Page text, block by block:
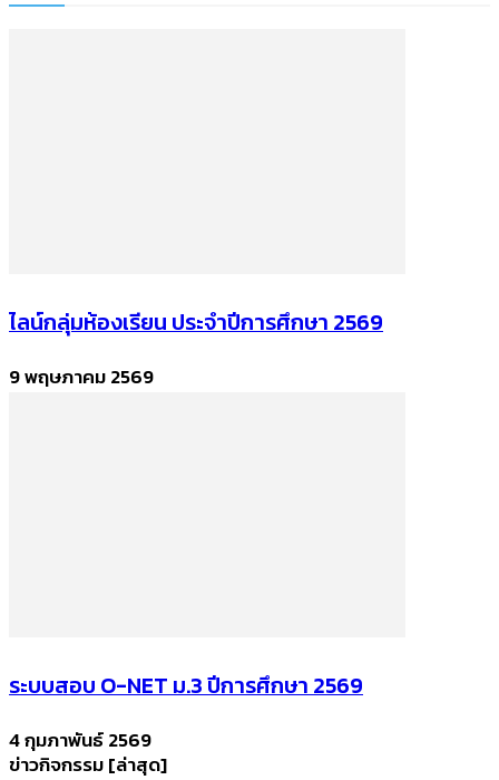
ไลน์กลุ่มห้องเรียน ประจำปีการศึกษา 2569
9 พฤษภาคม 2569
ระบบสอบ O-NET ม.3 ปีการศึกษา 2569
4 กุมภาพันธ์ 2569
ข่าวกิจกรรม [ล่าสุด]